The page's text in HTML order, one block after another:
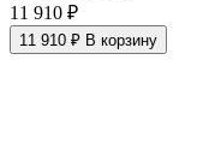
11 910 ₽
11 910 ₽ В корзину